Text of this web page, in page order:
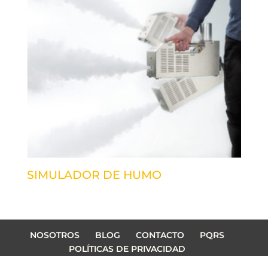
SIMULADOR DE HUMO
NOSOTROS BLOG CONTACTO
PQRS
POLÍTICAS DE PRIVACIDAD